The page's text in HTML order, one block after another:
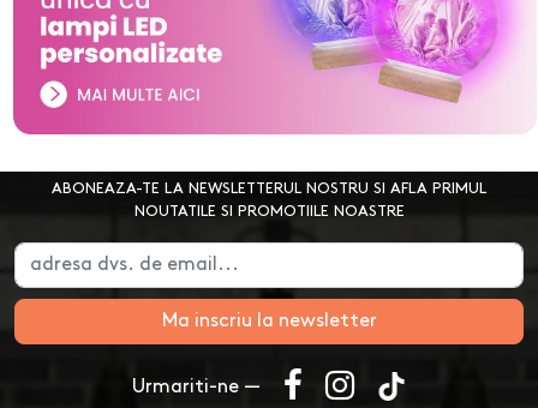
ABONEAZA-TE LA NEWSLETTERUL NOSTRU SI AFLA PRIMUL
NOUTATILE SI PROMOTIILE NOASTRE
Ma inscriu la newsletter
Urmariti-ne —